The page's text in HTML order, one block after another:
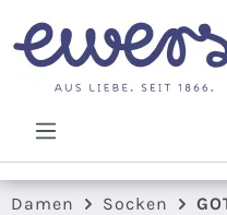
Zum Hauptinhalt springen
Damen Socken